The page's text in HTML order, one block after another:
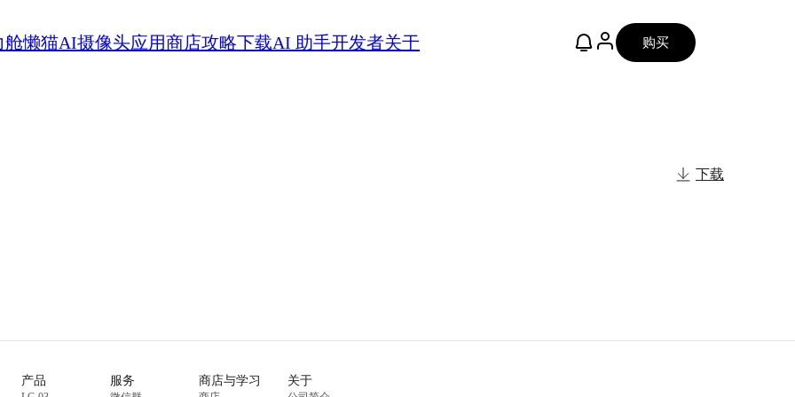
舱懒猫AI摄像头应用商店攻略下载AI 助手开发者关于 购买
下载
产品 服务 商店与学习 关于